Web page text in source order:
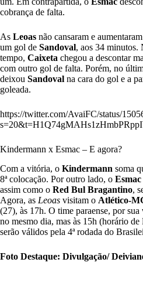
cobrança de falta.
As Leoas não cansaram e
um gol de Sandoval, aos 34 minutos.
tempo, Caixeta chegou a descontar
com outro gol de falta. Porém, no
deixou Sandoval na cara do gol e a
goleada.
https://twitter.com/AvaiFC/status/
Kindermann x Esmac – E agora?
Com a vitória, o Kindermann soma
8ª colocação. Por outro lado, o Esmac
assim como o Red Bul Bragantino,
Agora, as Leoas visitam o Atlético-
(27), às 17h. O time paraense, por sua
no mesmo dia, mas às 15h (horário
serão válidos pela 4ª rodada do
Foto Destaque: Divulgação/